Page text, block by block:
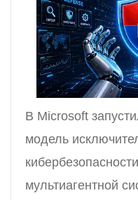
В Microsoft
модель
мультиагентной